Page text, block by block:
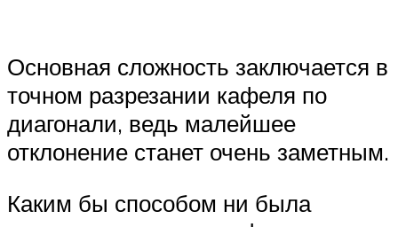
Основная сложность заключается в
точном разрезании кафеля по
диагонали, ведь малейшее
отклонение станет очень заметным.
Каким бы способом ни была